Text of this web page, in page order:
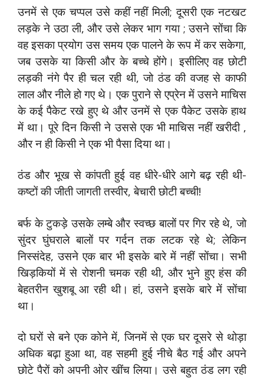
उनमें से एक चप्पल उसे कहीं नहीं मिली; दूसरी एक नटखट
लड़के ने उठा ली, और उसे लेकर भाग गया ; उसने सोंचा कि
वह इसका प्रयोग उस समय एक पालने के रूप में कर सकेगा,
जब उसके या किसी और के बच्चे होंगे। इसीलिए वह छोटी
लड़की नंगे पैर ही चल रही थी, जो ठंड की वजह से काफी
लाल और नीले हो गए थे। एक पुराने से एप्रेन में उसने माचिस
के कई पैकेट रखे हुए थे और उनमें से एक पैकेट उसके हाथ
में था। पूरे दिन किसी ने उससे एक भी माचिस नहीं खरीदी ,
और न ही किसी ने एक भी पैसा दिया था।
ठंड और भूख से कांपती हुई वह धीरे-धीरे आगे बढ़ रही थी-
कष्टों की जीती जागती तस्वीर, बेचारी छोटी बच्ची!
बर्फ के टुकड़े उसके लम्बे और स्वच्छ बालों पर गिर रहे थे, जो
सुंदर घुंघराले बालों पर गर्दन तक लटक रहे थे; लेकिन
निस्संदेह, उसने एक बार भी इसके बारे में नहीं सोंचा। सभी
खिड़कियों में से रोशनी चमक रही थी, और भुने हुए हंस की
बेहतरीन खुशबू आ रही थी। हां, उसने इसके बारे में सोंचा
था।
दो घरों से बने एक कोने में, जिनमें से एक घर दूसरे से थोड़ा
अधिक बढ़ा हुआ था, वह सहमी हुई नीचे बैठ गई और अपने
छोटे पैरों को अपनी ओर खींच लिया। उसे बहुत ठंड लग रही